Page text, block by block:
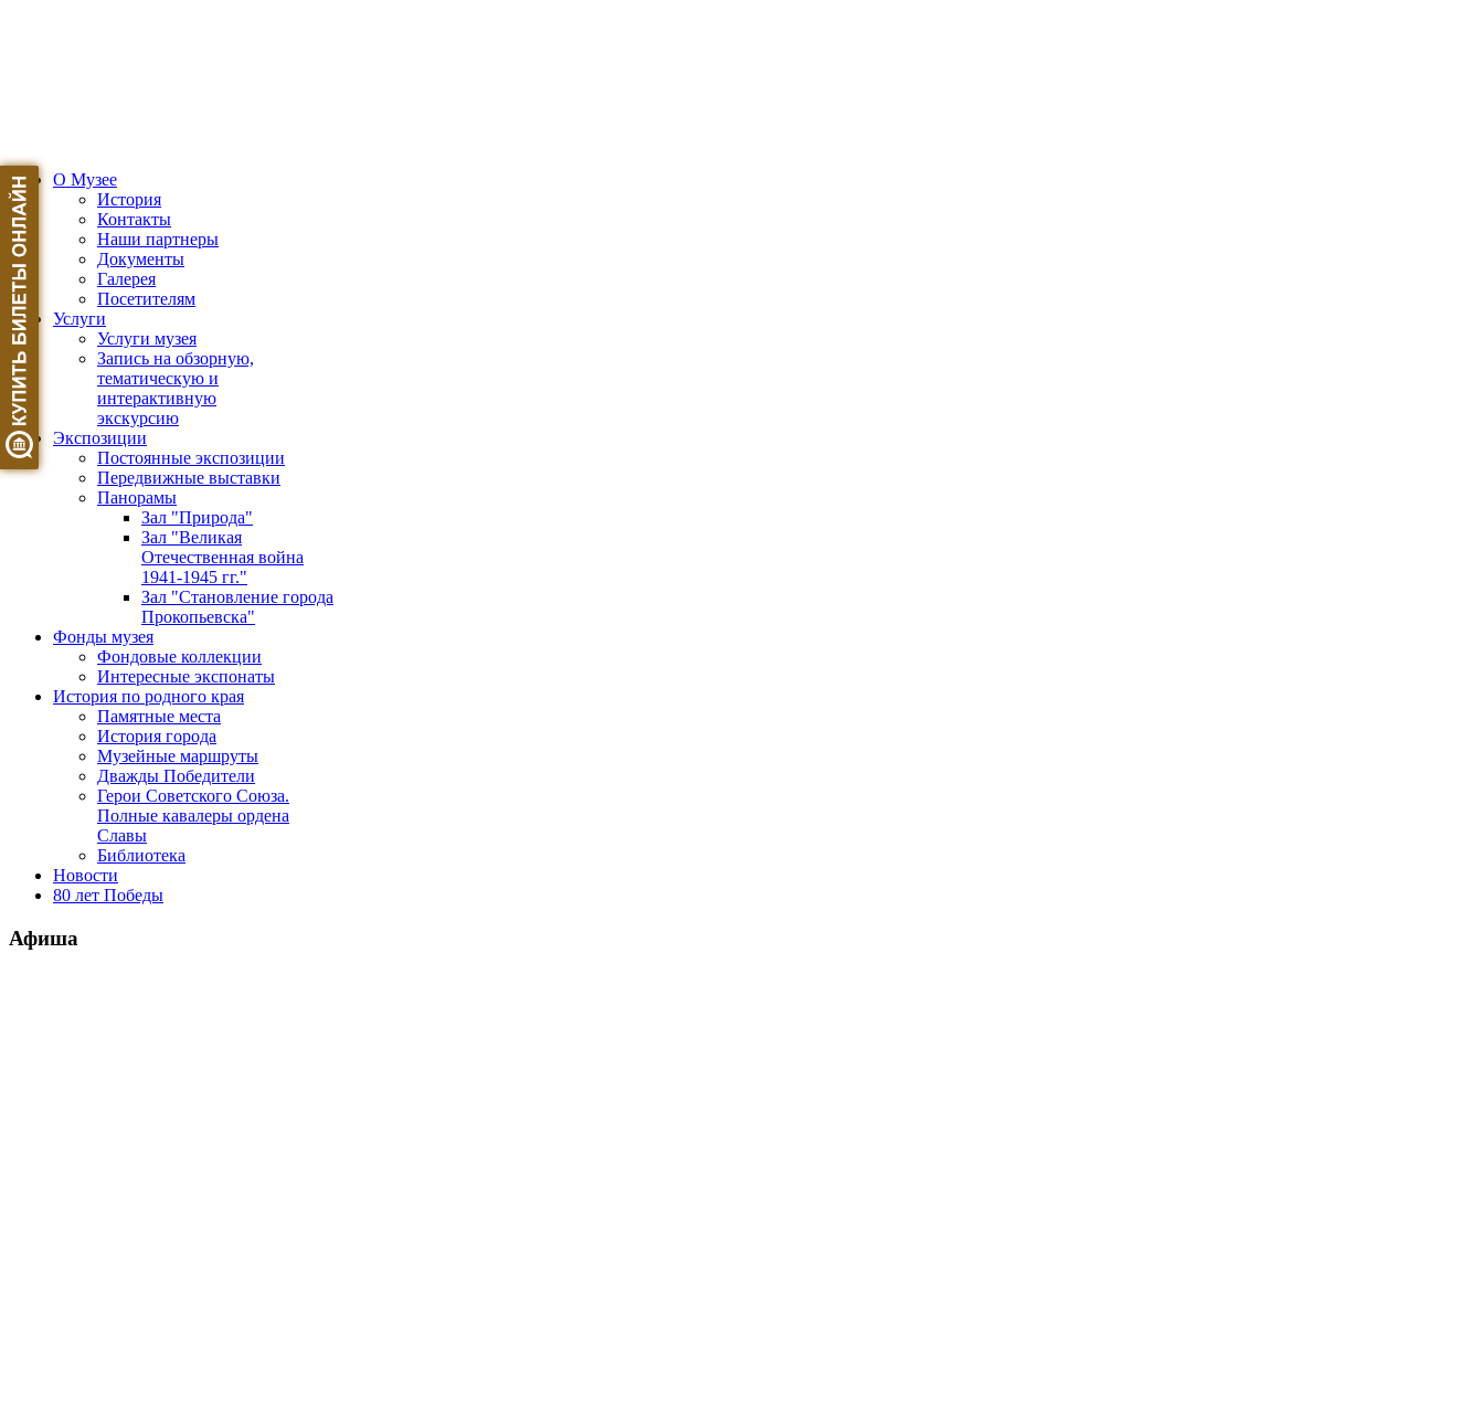
О Музее
История
Контакты
Наши партнеры
Документы
Галерея
Посетителям
Услуги
Услуги музея
Запись на обзорную,
тематическую и
интерактивную
экскурсию
Экспозиции
Постоянные экспозиции
Передвижные выставки
Панорамы
Зал "Природа"
Зал "Великая
Отечественная война
1941-1945 гг."
Зал "Становление города
Прокопьевска"
Фонды музея
Фондовые коллекции
Интересные экспонаты
История по родного края
Памятные места
История города
Музейные маршруты
Дважды Победители
Герои Советского Союза.
Полные кавалеры ордена
Славы
Библиотека
Новости
80 лет Победы
Афиша